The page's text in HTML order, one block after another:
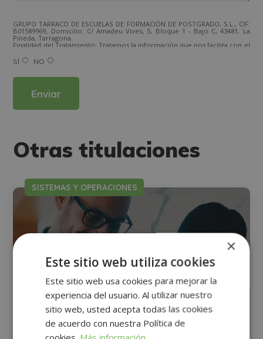
GRUPO TARRACO DE ESCUELAS DE FORMACIÓN DE POSTGRADO, S.L., CIF:
B01589969, Domicilio: C/ Amadeu Vives, 5, Bloque 1 - Bajo C, 43481, La
Pineda, Tarragona.
Finalidad del Tratamiento: Tratamos la información que nos facilita con el
los productos ofrecidos y otros tipo de productos que fueran de su
interés.
Derechos: Puede ejercitar sus derechos identificándose suficientemente,
Para más información consulte nuestra Política de Privacidad.
SÍ NO
Otras titulaciones
SISTEMAS Y OPERACIONES
×
Este sitio web utiliza cookies
Este sitio web usa cookies para mejorar la
experiencia del usuario. Al utilizar nuestro
sitio web, usted acepta todas las cookies
de acuerdo con nuestra Política de